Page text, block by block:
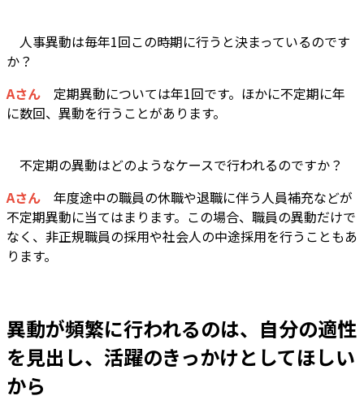
―― 人事異動は毎年1回この時期に行うと決まっているのです
か？
Aさん 定期異動については年1回です。ほかに不定期に年
に数回、異動を行うことがあります。
―― 不定期の異動はどのようなケースで行われるのですか？
Aさん 年度途中の職員の休職や退職に伴う人員補充などが
不定期異動に当てはまります。この場合、職員の異動だけで
なく、非正規職員の採用や社会人の中途採用を行うこともあ
ります。
異動が頻繁に行われるのは、自分の適性
を見出し、活躍のきっかけとしてほしい
から